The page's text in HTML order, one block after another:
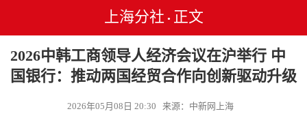
上海分社 • 正文
2026中韩工商领导人经济会议在沪举行 中
国银行：推动两国经贸合作向创新驱动升级
2026年05月08日 20:30 来源：中新网上海